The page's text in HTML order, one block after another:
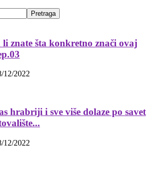
znate šta konkretno znači ovaj
12/2022
hrabriji i sve više dolaze po savet
12/2022